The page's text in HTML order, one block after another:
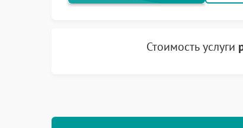
Стоимость услуги